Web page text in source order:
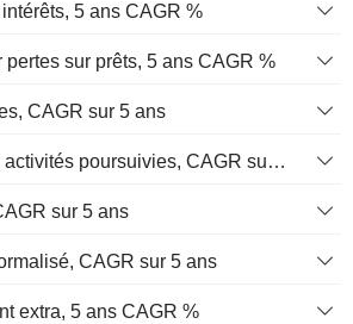
5 ans CAGR %
pertes sur prêts, 5 ans CAGR %
CAGR sur 5 ans
Bénéfices des activités poursuivies, CAGR sur 5 ans
sur 5 ans
CAGR sur 5 ans
extra, 5 ans CAGR %